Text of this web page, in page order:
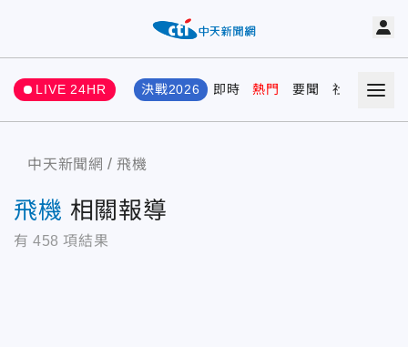
LIVE 24HR 決戰2026 即時 熱門 要聞 社會 娛樂
中天新聞網 飛機
飛機 相關報導
有 458 項結果